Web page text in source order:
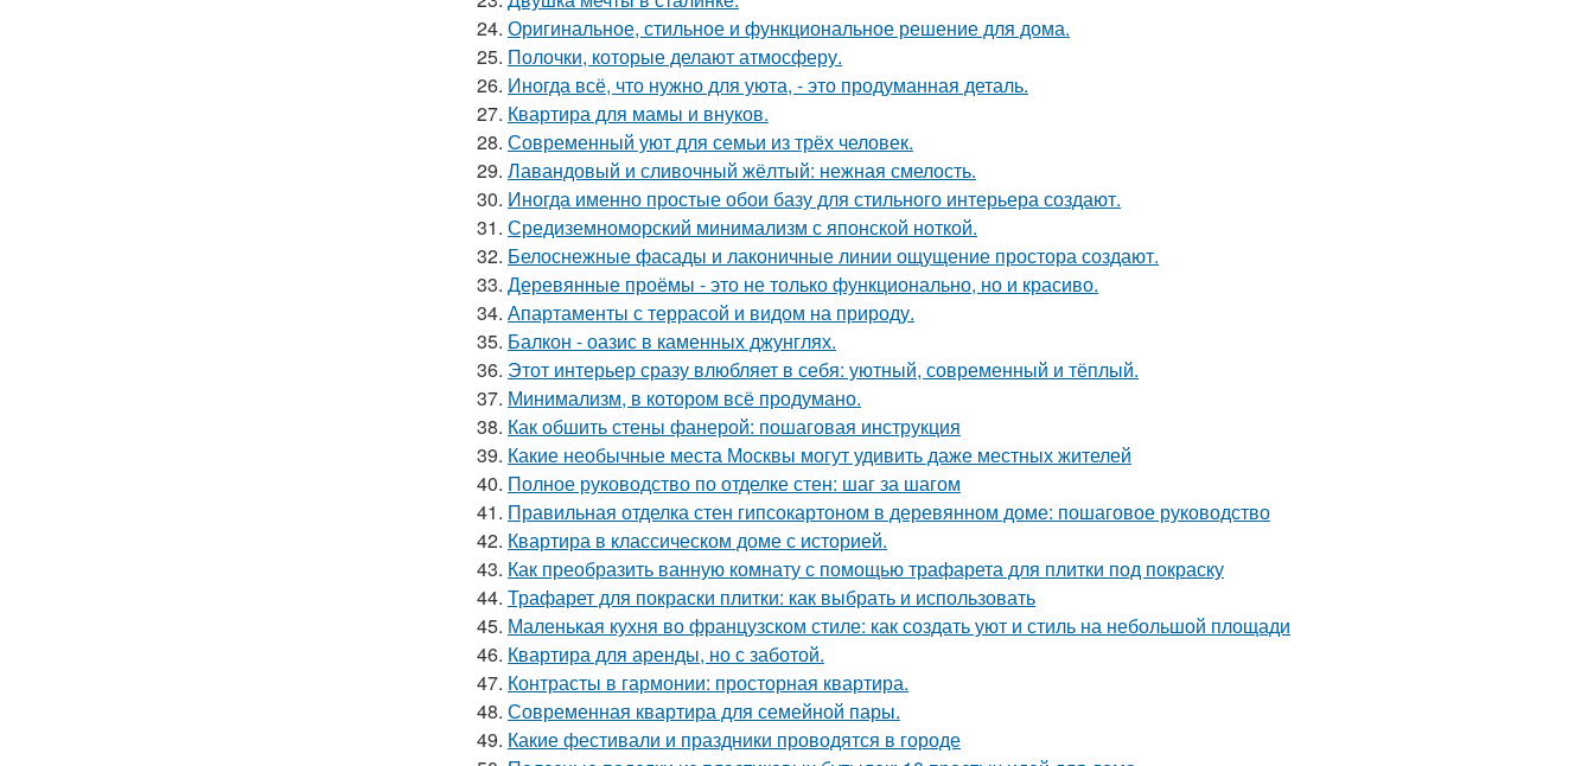
24. Оригинальное, стильное и функциональное решение для дома.
25. Полочки, которые делают атмосферу.
26. Иногда всё, что нужно для уюта, - это продуманная деталь.
27. Квартира для мамы и внуков.
28. Современный уют для семьи из трёх человек.
29. Лавандовый и сливочный жёлтый: нежная смелость.
30. Иногда именно простые обои базу для стильного интерьера создают.
31. Средиземноморский минимализм с японской ноткой.
32. Белоснежные фасады и лаконичные линии ощущение простора создают.
33. Деревянные проёмы - это не только функционально, но и красиво.
34. Апартаменты с террасой и видом на природу.
35. Балкон - оазис в каменных джунглях.
36. Этот интерьер сразу влюбляет в себя: уютный, современный и тёплый.
37. Минимализм, в котором всё продумано.
38. Как обшить стены фанерой: пошаговая инструкция
39. Какие необычные места Москвы могут удивить даже местных жителей
40. Полное руководство по отделке стен: шаг за шагом
41. Правильная отделка стен гипсокартоном в деревянном доме: пошаговое руководство
42. Квартира в классическом доме с историей.
43. Как преобразить ванную комнату с помощью трафарета для плитки под покраску
44. Трафарет для покраски плитки: как выбрать и использовать
45. Маленькая кухня во французском стиле: как создать уют и стиль на небольшой площади
46. Квартира для аренды, но с заботой.
47. Контрасты в гармонии: просторная квартира.
48. Современная квартира для семейной пары.
49. Какие фестивали и праздники проводятся в городе